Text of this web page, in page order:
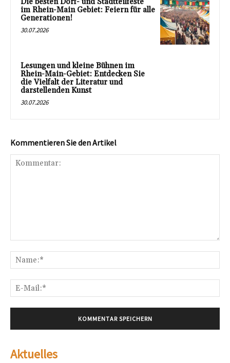
im Rhein-Main Gebiet: Feiern für alle
Generationen!
30.07.2026
Lesungen und kleine Bühnen im
Rhein-Main-Gebiet: Entdecken Sie
die Vielfalt der Literatur und
darstellenden Kunst
30.07.2026
Kommentieren Sie den Artikel
Aktuelles